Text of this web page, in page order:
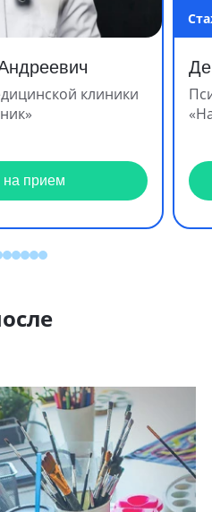
клиники
на прием